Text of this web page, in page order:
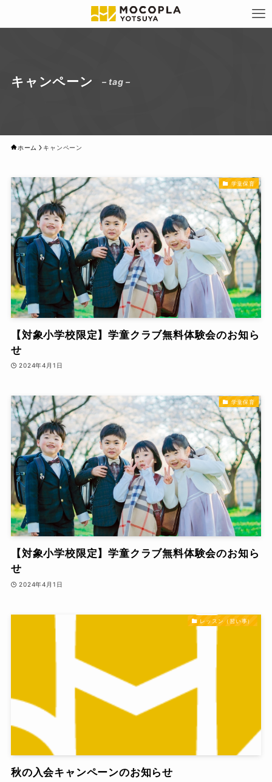
キャンペーン – tag –
ホーム キャンペーン
学童保育
【対象小学校限定】学童クラブ無料体験会のお知ら
せ
2024年4月1日
学童保育
【対象小学校限定】学童クラブ無料体験会のお知ら
せ
2024年4月1日
レッスン（習い事）
秋の入会キャンペーンのお知らせ